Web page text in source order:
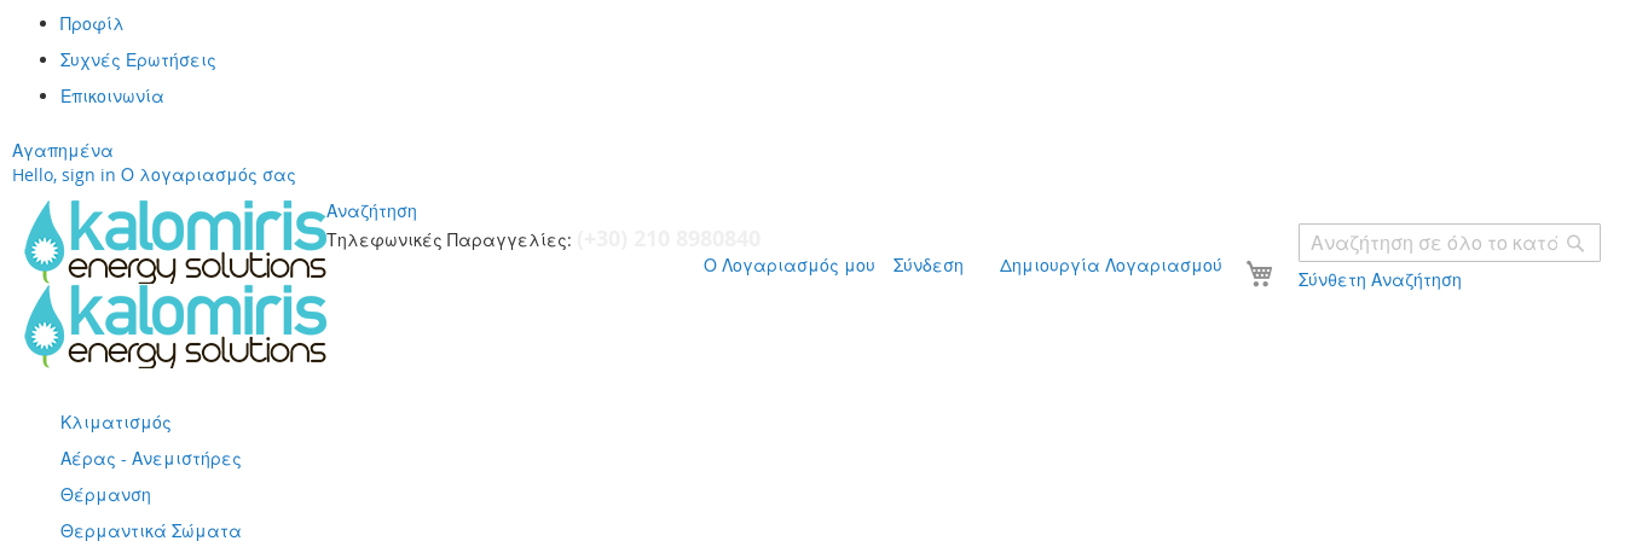
Προφίλ
Συχνές Ερωτήσεις
Επικοινωνία
Αγαπημένα
Hello, sign in Ο λογαριασμός σας
Αναζήτηση
Σύνθετη Αναζήτηση
Τηλεφωνικές Παραγγελίες:
Το καλάθι σας
Ο Λογαριασμός μου Σύνδεση Δημιουργία Λογαριασμού
περιεχόμενο
Κλιματισμός
Αέρας - Ανεμιστήρες
Θέρμανση
Θερμαντικά Σώματα